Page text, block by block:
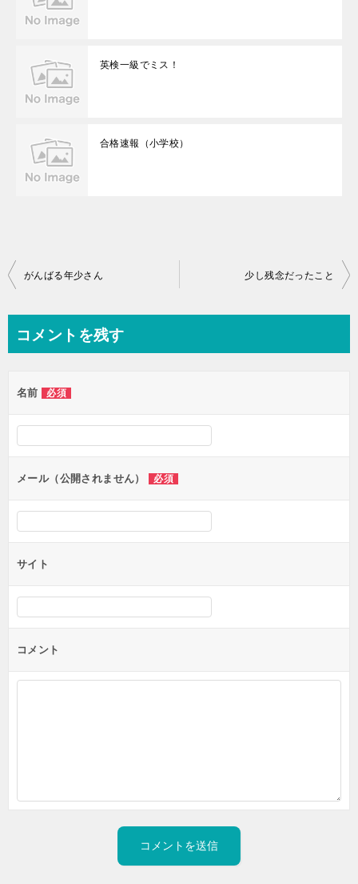
英検一級でミス！
合格速報（小学校）
投
ビ
ー
シ
ン
がんばる年少さん 少し残念だったこと
コメントを残す
名前 必須
メール（公開されません） 必須
サイト
コメント